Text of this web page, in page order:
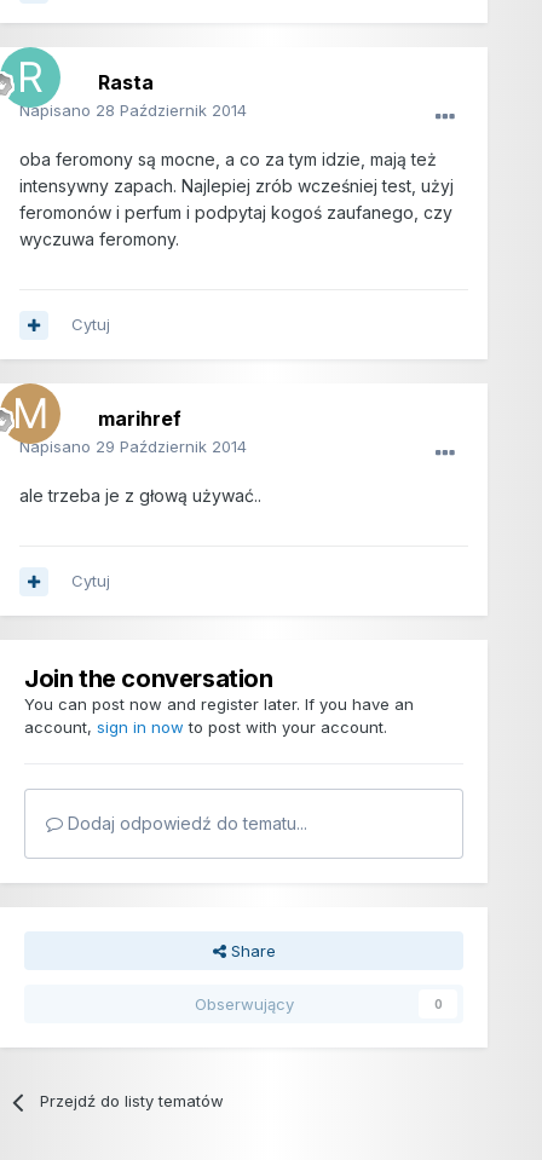
Rasta
Napisano 28 Październik 2014
oba feromony są mocne, a co za tym idzie, mają też
intensywny zapach. Najlepiej zrób wcześniej test, użyj
feromonów i perfum i podpytaj kogoś zaufanego, czy
wyczuwa feromony.
Cytuj
marihref
Napisano 29 Październik 2014
ale trzeba je z głową używać..
Cytuj
Join the conversation
You can post now and register later. If you have an
account, sign in now to post with your account.
Dodaj odpowiedź do tematu...
Share
Obserwujący 0
Przejdź do listy tematów